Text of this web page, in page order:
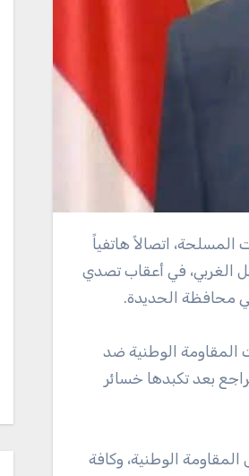
الغربي، في أعقاب تصدي
محافظة الحديدة.
الوطنية ضد
بعد تكبدها خسائر
الوطنية، وكافة